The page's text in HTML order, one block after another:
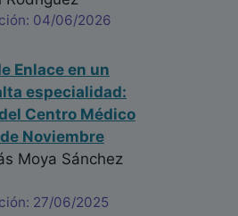
04/06/2026
Enlace en un
especialidad:
Centro Médico
Noviembre
Moya Sánchez
27/06/2025